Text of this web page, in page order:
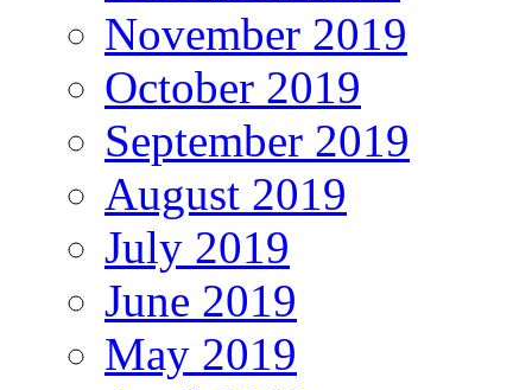
November 2019
October 2019
September 2019
August 2019
July 2019
June 2019
May 2019